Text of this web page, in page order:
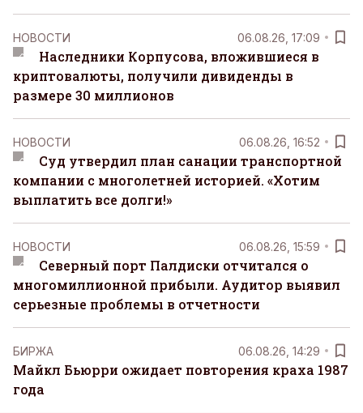
НОВОСТИ 06.08.26, 17:09
Наследники Корпусова, вложившиеся в
криптовалюты, получили дивиденды в
размере 30 миллионов
НОВОСТИ 06.08.26, 16:52
Суд утвердил план санации транспортной
компании с многолетней историей. «Хотим
выплатить все долги!»
НОВОСТИ 06.08.26, 15:59
Северный порт Палдиски отчитался о
многомиллионной прибыли. Аудитор выявил
серьезные проблемы в отчетности
БИРЖА 06.08.26, 14:29
Майкл Бьюрри ожидает повторения краха 1987
года